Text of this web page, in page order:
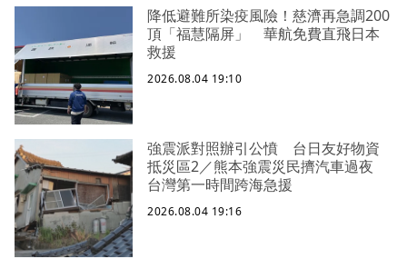
降低避難所染疫風險！慈濟再急調200
頂「福慧隔屏」 華航免費直飛日本
救援
2026.08.04 19:10
強震派對照辦引公憤 台日友好物資
抵災區2／熊本強震災民擠汽車過夜
台灣第一時間跨海急援
2026.08.04 19:16